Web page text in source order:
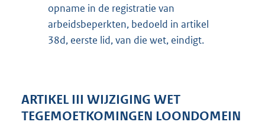
opname in de registratie van
arbeidsbeperkten, bedoeld in artikel
38d, eerste lid, van die wet, eindigt.
ARTIKEL III WIJZIGING WET
TEGEMOETKOMINGEN LOONDOMEIN